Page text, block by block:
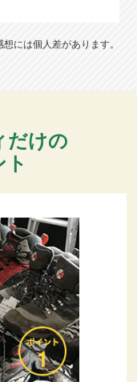
には個人差があります。
だけの